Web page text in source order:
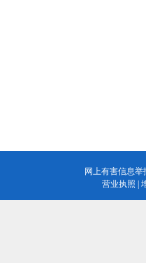
网上有害信息
营业执照